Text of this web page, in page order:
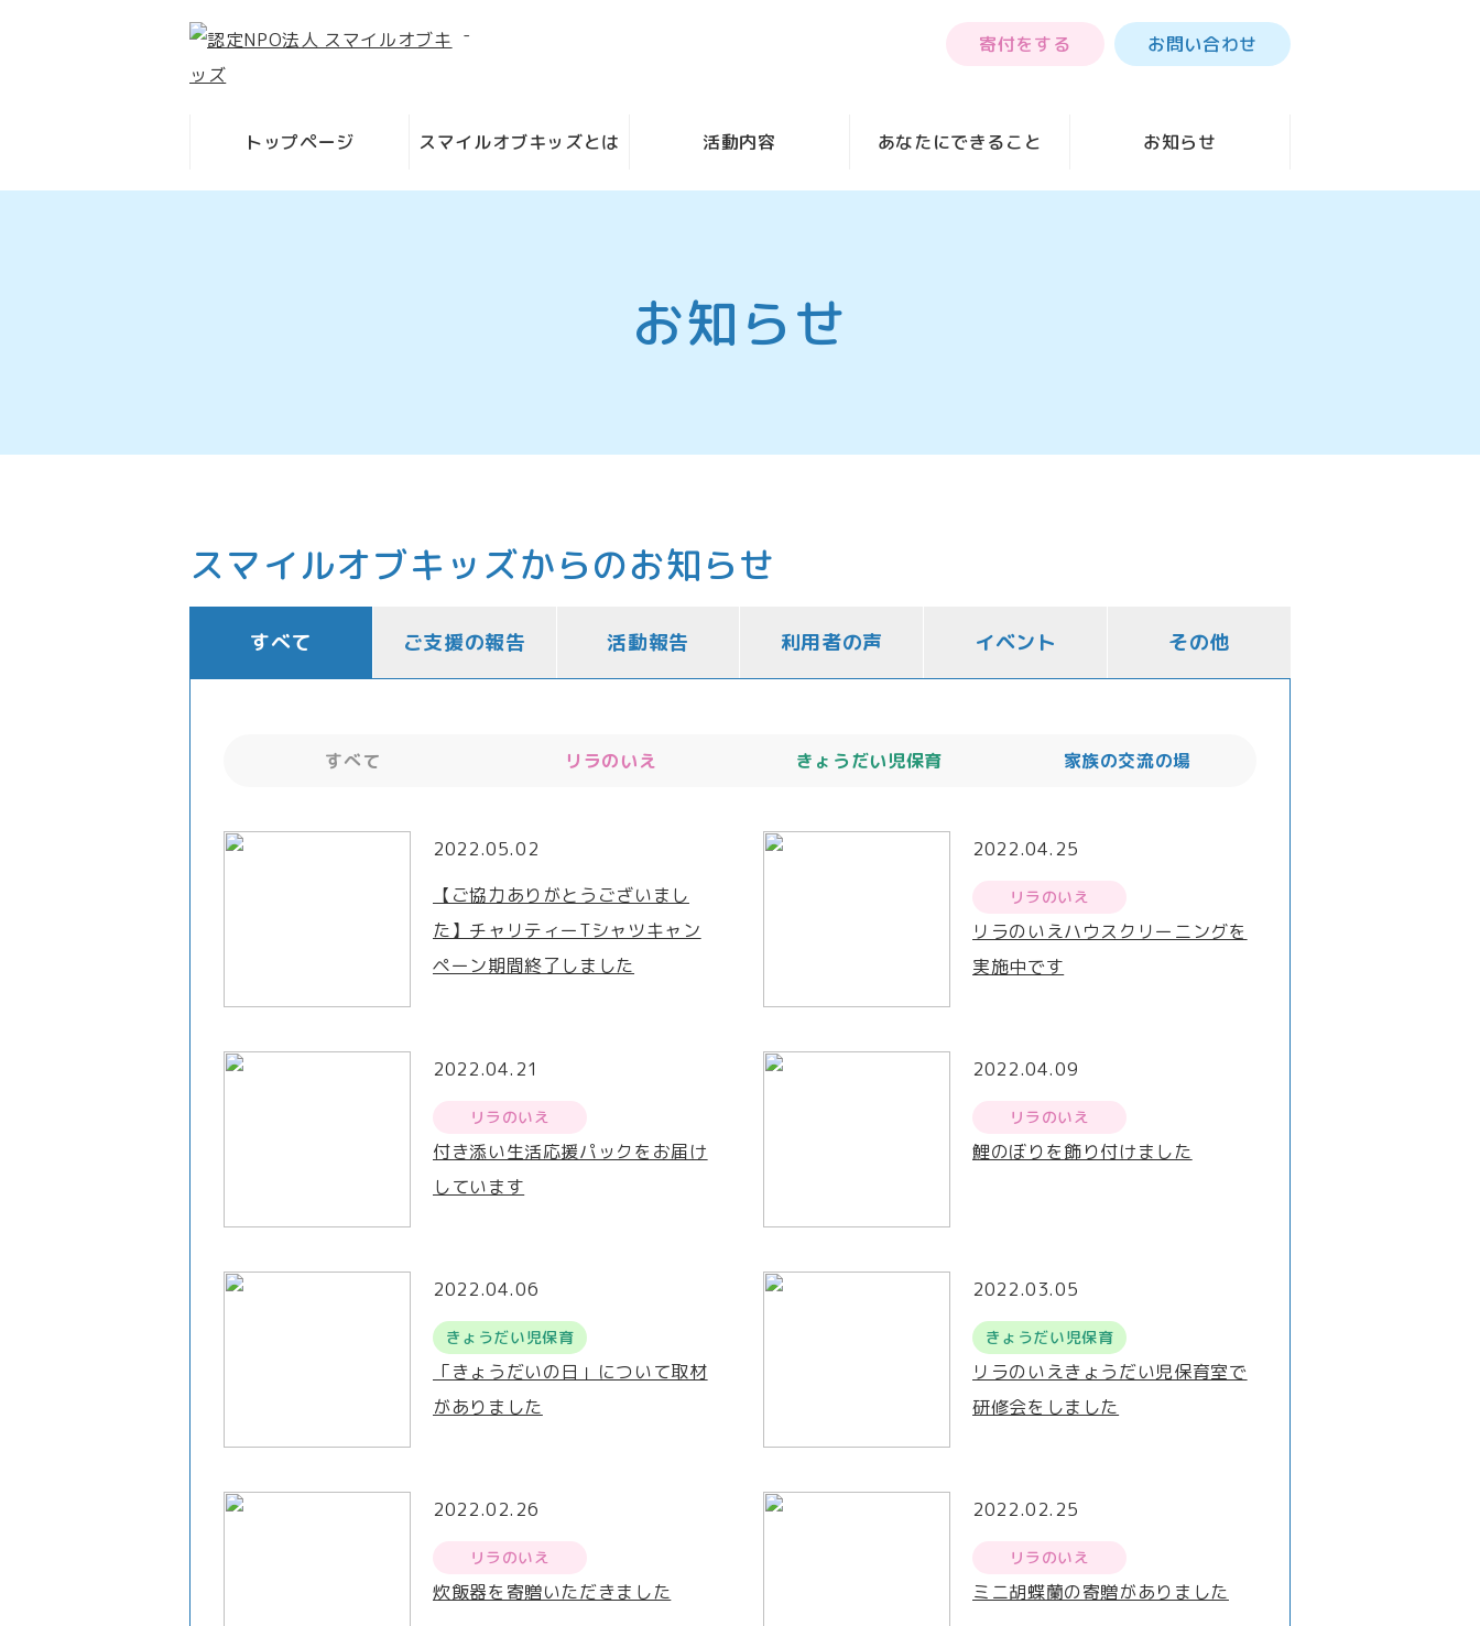
- 寄付をする お問い合わせ
トップページ スマイルオブキッズとは 活動内容 あなたにできること お知らせ
お知らせ
スマイルオブキッズからのお知らせ
すべて ご支援の報告 活動報告 利用者の声 イベント その他
すべて リラのいえ きょうだい児保育 家族の交流の場
2022.05.02
【ご協力ありがとうございまし
た】チャリティーTシャツキャン
ペーン期間終了しました
2022.04.25
リラのいえ
リラのいえハウスクリーニングを
実施中です
2022.04.21
リラのいえ
付き添い生活応援パックをお届け
しています
2022.04.09
リラのいえ
鯉のぼりを飾り付けました
2022.04.06
きょうだい児保育
「きょうだいの日」について取材
がありました
2022.03.05
きょうだい児保育
リラのいえきょうだい児保育室で
研修会をしました
2022.02.26
リラのいえ
炊飯器を寄贈いただきました
2022.02.25
リラのいえ
ミニ胡蝶蘭の寄贈がありました